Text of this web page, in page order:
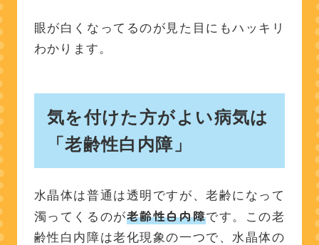
眼が白くなってるのが見た目にもハッキリ
わかります。
気を付けた方がよい病気は
「老齢性白内障」
水晶体は普通は透明ですが、老齢になって
濁ってくるのが老齢性白内障です。この老
齢性白内障は老化現象の一つで、水晶体の